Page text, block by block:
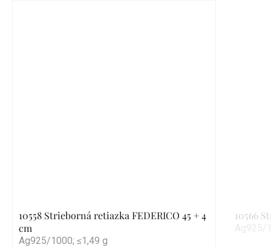
10558 Strieborná retiazka FEDERICO 45 + 4
cm
Ag925/1000; ≤1,49 g
10566